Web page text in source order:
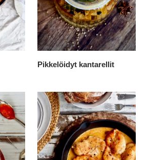
Pikkelöidyt kantarellit